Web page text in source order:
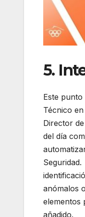
5.
Este
Técnico
Director
del día
anómalos
elementos
añadido.